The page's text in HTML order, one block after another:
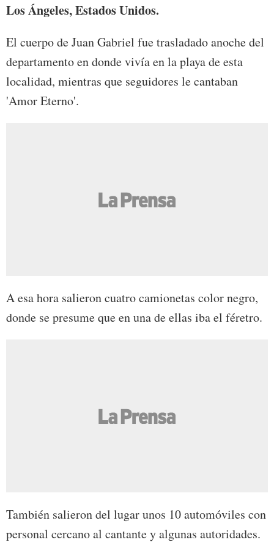
Los Ángeles, Estados Unidos.
El cuerpo de Juan Gabriel fue trasladado anoche del
departamento en donde vivía en la playa de esta
localidad, mientras que seguidores le cantaban
'Amor Eterno'.
A esa hora salieron cuatro camionetas color negro,
donde se presume que en una de ellas iba el féretro.
También salieron del lugar unos 10 automóviles con
personal cercano al cantante y algunas autoridades.